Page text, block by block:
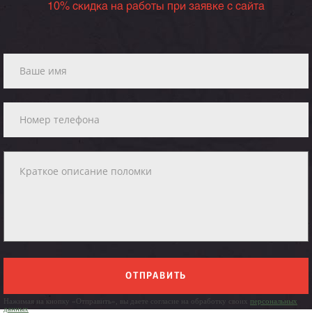
10% скидка на работы при заявке с сайта
ОТПРАВИТЬ
Нажимая на кнопку «Отправить», вы даете согласие на обработку своих персональных
данных